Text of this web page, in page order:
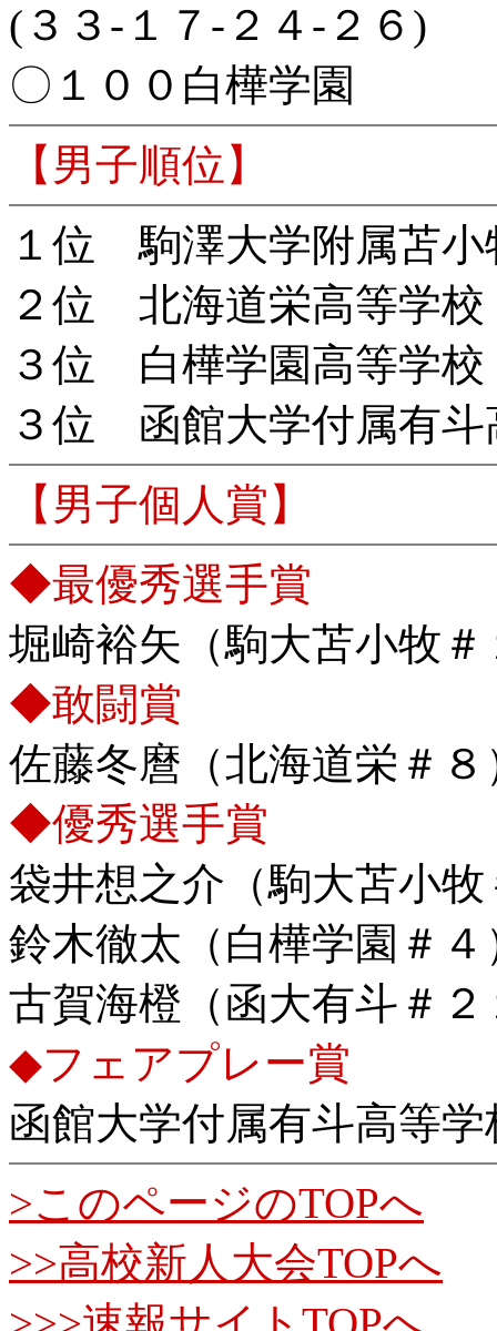
(３３-１７-２４-２６)
〇１００白樺学園
【男子順位】
１位 駒澤大学附属苫小
２位 北海道栄高等学校
３位 白樺学園高等学校
３位 函館大学付属有斗
【男子個人賞】
◆最優秀選手賞
堀崎裕矢（駒大苫小牧＃
◆敢闘賞
佐藤冬麿（北海道栄＃８
◆優秀選手賞
袋井想之介（駒大苫小
鈴木徹太（白樺学園＃４
古賀海橙（函大有斗＃２
◆フェアプレー賞
函館大学付属有斗高等学
>このページのTOPへ
>>高校新人大会TOPへ